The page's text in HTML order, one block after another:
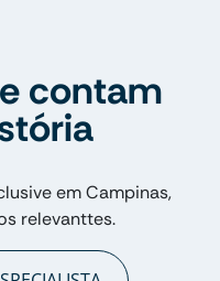
contam
em Campinas,
relevanttes.